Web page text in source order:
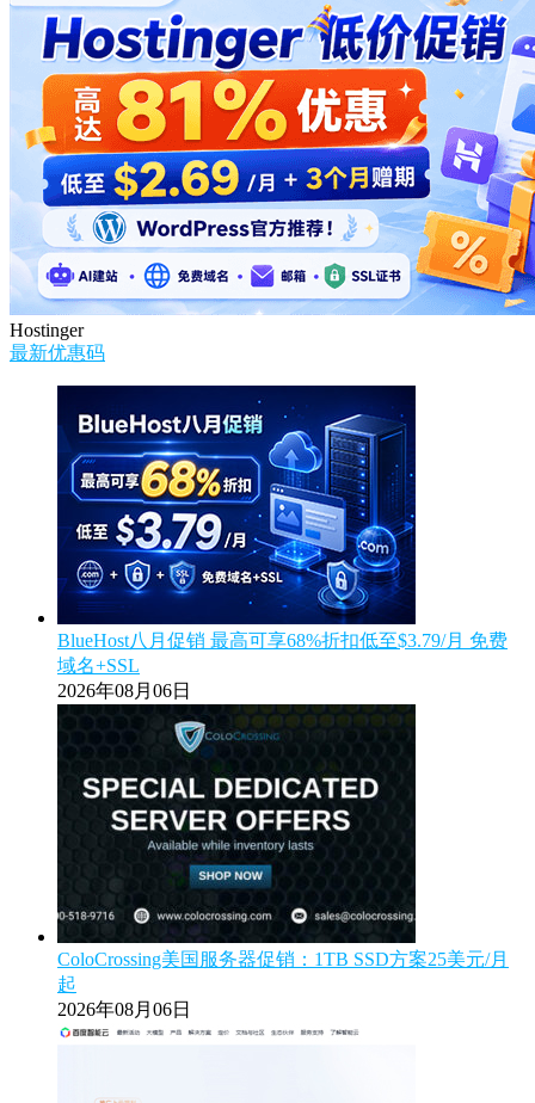
Hostinger
最新优惠码
BlueHost八月促销 最高可享68%折扣低至$3.79/月 免费
域名+SSL
2026年08月06日
ColoCrossing美国服务器促销：1TB SSD方案25美元/月
起
2026年08月06日